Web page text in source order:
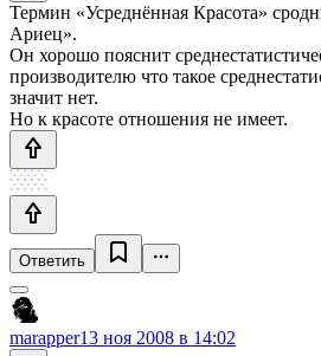
Термин «Усреднённая Красота»
Ариец».
Он хорошо пояснит
производителю что такое
значит нет.
Но к красоте отношения не имеет.
Ответить
marapper13 ноя 2008 в 14:02